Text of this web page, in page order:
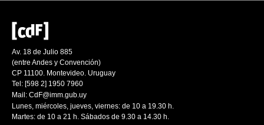
Av. 18 de Julio 885
(entre Andes y Convención)
CP 11100. Montevideo. Uruguay
Tel: [598 2] 1950 7960
Mail: CdF@imm.gub.uy
Lunes, miércoles, jueves, viernes: de 10 a 19.30 h.
Martes: de 10 a 21 h. Sábados de 9.30 a 14.30 h.